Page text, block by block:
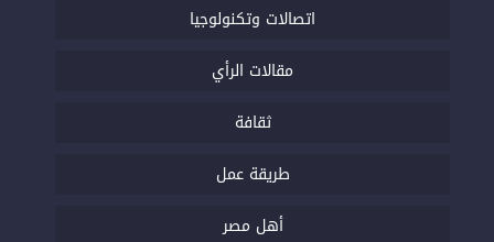
اتصالات وتكنولوجيا
مقالات الرأي
ثقافة
طريقة عمل
أهل مصر